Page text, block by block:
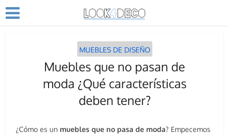
MUEBLES DE DISEÑO
Muebles que no pasan de
moda ¿Qué características
deben tener?
¿Cómo es un muebles que no pasa de moda? Empecemos